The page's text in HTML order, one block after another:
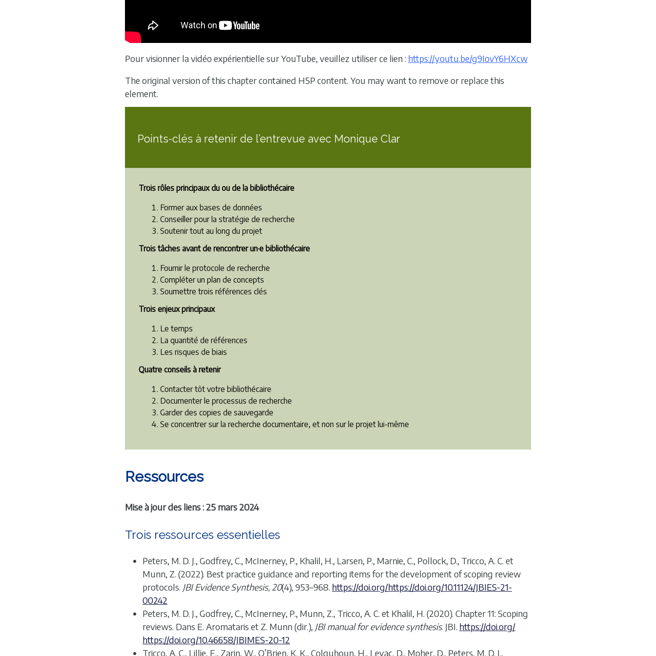
Pour visionner la vidéo expérientielle sur YouTube, veuillez utiliser ce lien : https://youtu.be/g9IovY6HXcw
The original version of this chapter contained H5P content. You may want to remove or replace this
element.
Points-clés à retenir de l’entrevue avec Monique Clar
Trois rôles principaux du ou de la bibliothécaire
Former aux bases de données
Conseiller pour la stratégie derecherche
Soutenir tout au long du projet
Trois tâches avant de rencontrer un·e bibliothécaire
Fournir le protocole de recherche
Compléter un plan de concepts
Soumettre trois références clés
Trois enjeux principaux
Le temps
La quantité de références
Les risques de biais
Quatre conseils à retenir
Contacter tôt votre bibliothécaire
Documenter le processus de recherche
Garder des copies de sauvegarde
Se concentrer sur la recherche documentaire, et non sur le projet lui-même
Ressources
Mise à jour des liens : 25 mars 2024
Trois ressources essentielles
Peters, M. D. J., Godfrey, C., McInerney, P., Khalil, H., Larsen, P., Marnie, C., Pollock, D., Tricco, A. C. et
Munn, Z. (2022). Best practice guidance and reporting items for the development of scoping review
protocols. JBI Evidence Synthesis, 20(4), 953–968. https://doi.org/https://doi.org/10.11124/JBIES-21-
00242
Peters, M. D. J., Godfrey, C., McInerney, P., Munn, Z., Tricco, A. C. et Khalil, H. (2020). Chapter 11: Scoping
reviews. Dans E. Aromataris et Z. Munn (dir.), JBI manual for evidence synthesis. JBI. https://doi.org/
https://doi.org/10.46658/JBIMES-20-12
Tricco, A. C., Lillie, E., Zarin, W., O’Brien, K. K., Colquhoun, H., Levac, D., Moher, D., Peters, M. D. J.,